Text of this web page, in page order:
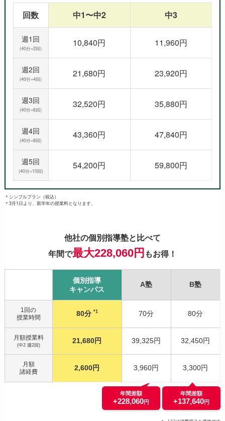
回数 中1〜中2 中3
週1回
(40分×2回)
10,840円 11,960円
週2回
(40分×4回)
21,680円 23,920円
週3回
(40分×6回)
32,520円 35,880円
週4回
(40分×8回)
43,360円 47,840円
週5回
(40分×10回)
54,200円 59,800円
＊シンプルプラン（税込）
＊3月1日より、新学年の授業料となります。
他社の個別指導塾と比べて
年間で最大228,060円 もお得！
個別指導
キャンパス
A塾 B塾
1回の
授業時間
80分 *1 70分 80分
月額授業料
(中2 週2回)
21,680円 39,325円 32,450円
月額
諸経費
2,600円 3,960円 3,300円
年間差額
+228,060円
年間差額
+137,640円